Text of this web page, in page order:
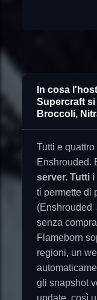
In cosa
Supercraft
Broccoli,
Tutti e
Enshrouded.
server. Tutti
ti permette di
senza
Flameborn
regioni, un
gli snapshot